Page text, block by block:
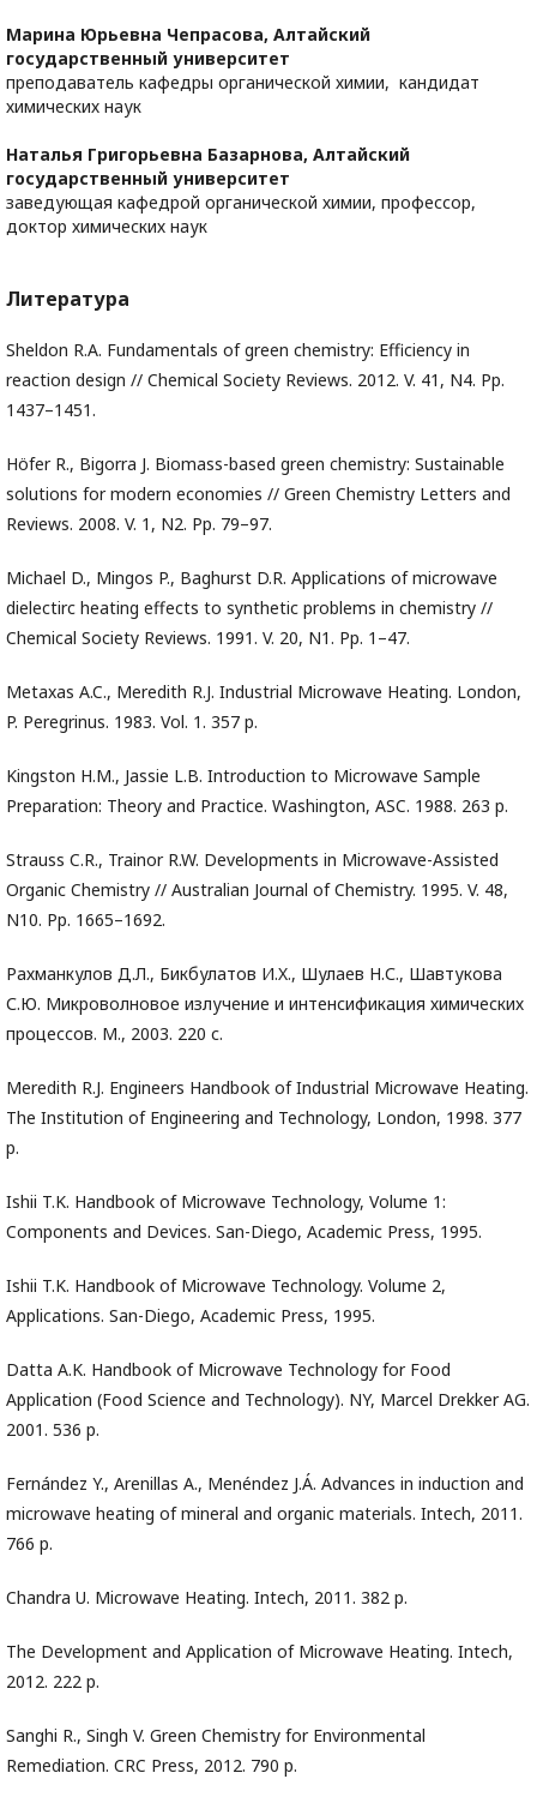
Марина Юрьевна Чепрасова, Алтайский
государственный университет
преподаватель кафедры органической химии, кандидат
химических наук
Наталья Григорьевна Базарнова, Алтайский
государственный университет
заведующая кафедрой органической химии, профессор,
доктор химических наук
Литература
Sheldon R.A. Fundamentals of green chemistry: Efficiency in
reaction design // Chemical Society Reviews. 2012. V. 41, N4. Pp.
1437–1451.
Höfer R., Bigorra J. Biomass-based green chemistry: Sustainable
solutions for modern economies // Green Chemistry Letters and
Reviews. 2008. V. 1, N2. Pp. 79–97.
Michael D., Mingos P., Baghurst D.R. Applications of microwave
dielectirc heating effects to synthetic problems in chemistry //
Chemical Society Reviews. 1991. V. 20, N1. Pp. 1–47.
Metaxas A.C., Meredith R.J. Industrial Microwave Heating. London,
P. Peregrinus. 1983. Vol. 1. 357 p.
Kingston H.M., Jassie L.B. Introduction to Microwave Sample
Preparation: Theory and Practice. Washington, ASC. 1988. 263 p.
Strauss C.R., Trainor R.W. Developments in Microwave-Assisted
Organic Chemistry // Australian Journal of Chemistry. 1995. V. 48,
N10. Pp. 1665–1692.
Рахманкулов Д.Л., Бикбулатов И.X., Шулаев Н.С., Шавтукова
С.Ю. Микроволновое излучение и интенсификация химических
процессов. М., 2003. 220 с.
Meredith R.J. Engineers Handbook of Industrial Microwave Heating.
The Institution of Engineering and Technology, London, 1998. 377
p.
Ishii T.K. Handbook of Microwave Technology, Volume 1:
Components and Devices. San-Diego, Academic Press, 1995.
Ishii T.K. Handbook of Microwave Technology. Volume 2,
Applications. San-Diego, Academic Press, 1995.
Datta A.K. Handbook of Microwave Technology for Food
Application (Food Science and Technology). NY, Marcel Drekker AG.
2001. 536 p.
Fernández Y., Arenillas A., Menéndez J.Á. Advances in induction and
microwave heating of mineral and organic materials. Intech, 2011.
766 p.
Chandra U. Microwave Heating. Intech, 2011. 382 p.
The Development and Application of Microwave Heating. Intech,
2012. 222 p.
Sanghi R., Singh V. Green Chemistry for Environmental
Remediation. CRC Press, 2012. 790 p.